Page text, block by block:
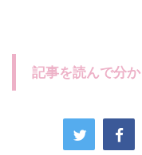
記事を読んで分